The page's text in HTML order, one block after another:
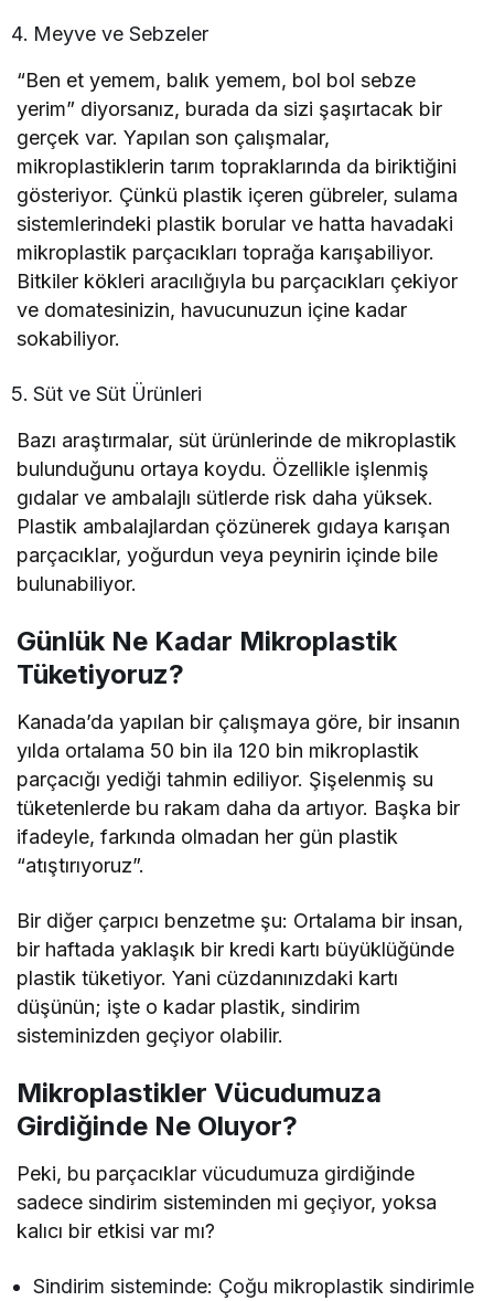
Meyve ve Sebzeler
“Ben et yemem, balık yemem, bol bol sebze
yerim” diyorsanız, burada da sizi şaşırtacak bir
gerçek var. Yapılan son çalışmalar,
mikroplastiklerin tarım topraklarında da biriktiğini
gösteriyor. Çünkü plastik içeren gübreler, sulama
sistemlerindeki plastik borular ve hatta havadaki
mikroplastik parçacıkları toprağa karışabiliyor.
Bitkiler kökleri aracılığıyla bu parçacıkları çekiyor
ve domatesinizin, havucunuzun içine kadar
sokabiliyor.
Süt ve Süt Ürünleri
Bazı araştırmalar, süt ürünlerinde de mikroplastik
bulunduğunu ortaya koydu. Özellikle işlenmiş
gıdalar ve ambalajlı sütlerde risk daha yüksek.
Plastik ambalajlardan çözünerek gıdaya karışan
parçacıklar, yoğurdun veya peynirin içinde bile
bulunabiliyor.
Günlük Ne Kadar Mikroplastik
Tüketiyoruz?
Kanada’da yapılan bir çalışmaya göre, bir insanın
yılda ortalama 50 bin ila 120 bin mikroplastik
parçacığı yediği tahmin ediliyor. Şişelenmiş su
tüketenlerde bu rakam daha da artıyor. Başka bir
ifadeyle, farkında olmadan her gün plastik
“atıştırıyoruz”.
Bir diğer çarpıcı benzetme şu: Ortalama bir insan,
bir haftada yaklaşık bir kredi kartı büyüklüğünde
plastik tüketiyor. Yani cüzdanınızdaki kartı
düşünün; işte o kadar plastik, sindirim
sisteminizden geçiyor olabilir.
Mikroplastikler Vücudumuza
Girdiğinde Ne Oluyor?
Peki, bu parçacıklar vücudumuza girdiğinde
sadece sindirim sisteminden mi geçiyor, yoksa
kalıcı bir etkisi var mı?
Sindirim sisteminde: Çoğu mikroplastik sindirimle